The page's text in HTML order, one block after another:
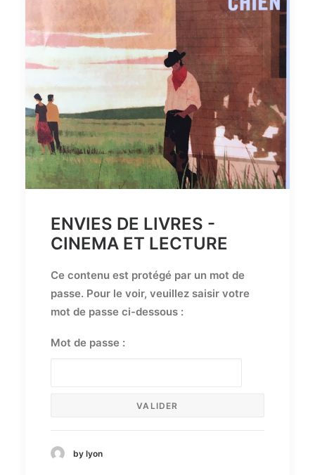
ENVIES DE LIVRES -
CINEMA ET LECTURE
Ce contenu est protégé par un mot de
passe. Pour le voir, veuillez saisir votre
mot de passe ci-dessous :
Mot de passe :
by lyon